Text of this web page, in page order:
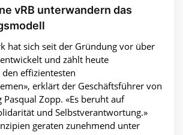
vRB unterwandern das
hat sich seit der Gründung vor über
und zählt heute
effizientesten
erklärt der Geschäftsführer von
Pasqual Zopp. «Es beruht auf
und Selbstverantwortung.»
geraten zunehmend unter